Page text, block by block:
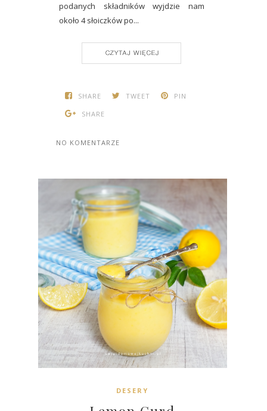
podanych składników wyjdzie nam
około 4 słoiczków po...
CONTINUE READING
SHARE TWEET
PIN
SHARE
NO KOMENTARZE
DESERY